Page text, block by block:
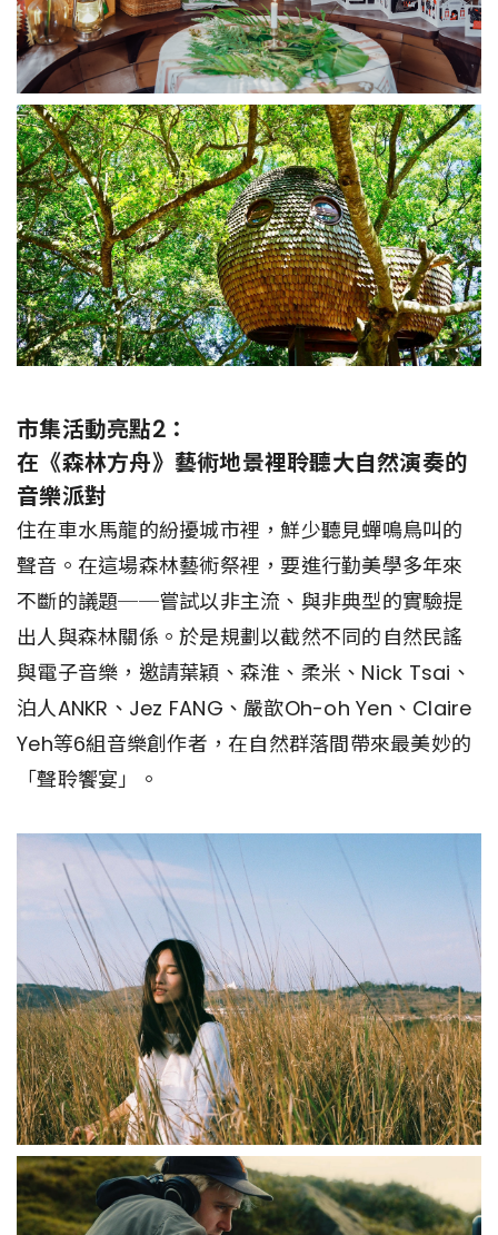
市集活動亮點2：
在《森林方舟》藝術地景裡聆聽大自然演奏的
音樂派對
住在車水馬龍的紛擾城市裡，鮮少聽見蟬鳴鳥叫的
聲音。在這場森林藝術祭裡，要進行勤美學多年來
不斷的議題──嘗試以非主流、與非典型的實驗提
出人與森林關係。於是規劃以截然不同的自然民謠
與電子音樂，邀請葉穎、森淮、柔米、Nick Tsai、
泊人ANKR、Jez FANG、嚴歆Oh-oh Yen、Claire
Yeh等6組音樂創作者，在自然群落間帶來最美妙的
「聲聆饗宴」。